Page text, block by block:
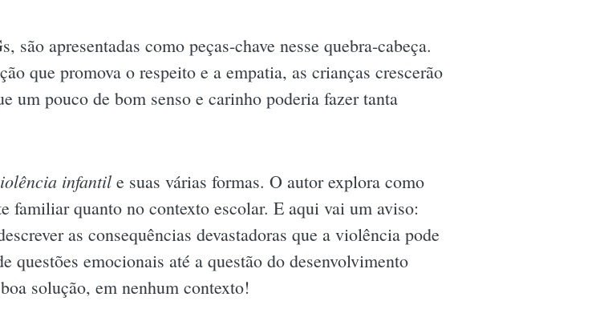
apresentadas como peças-chave nesse quebra-cabeça.
que promova o respeito e a empatia, as crianças crescerão
um pouco de bom senso e carinho poderia fazer tanta
infantil e suas várias formas. O autor explora como
familiar quanto no contexto escolar. E aqui vai um aviso:
as consequências devastadoras que a violência pode
questões emocionais até a questão do desenvolvimento
solução, em nenhum contexto!